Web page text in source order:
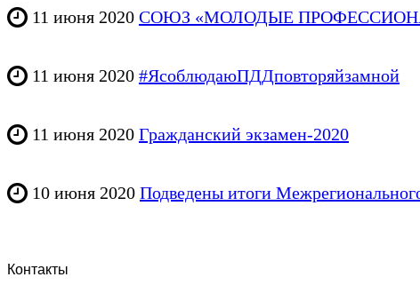
11 июня 2020 СОЮЗ «МОЛОДЫЕ
11 июня 2020 #ЯсоблюдаюПДДповторяйзамной
11 июня 2020 Гражданский экзамен-2020
10 июня 2020 Подведены итоги
Контакты